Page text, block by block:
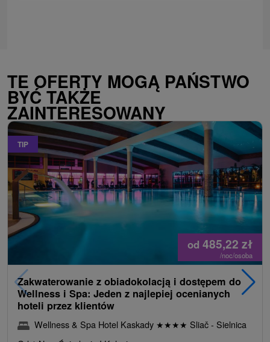
TE OFERTY MOGĄ PAŃSTWO
BYĆ TAKŻE
ZAINTERESOWANY
TIP
od 485,22 zł
/noc/osoba
Zakwaterowanie z obiadokolacją i dostępem do
Wellness i Spa: Jeden z najlepiej ocenianych
hoteli przez klientów
Wellness & Spa Hotel Kaskady ★★★★ Sliač - Sielnica